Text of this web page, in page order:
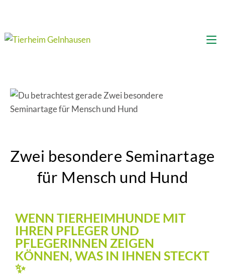
Zwei besondere Seminartage
für Mensch und Hund
WENN TIERHEIMHUNDE MIT
IHREN PFLEGER UND
PFLEGERINNEN ZEIGEN
KÖNNEN, WAS IN IHNEN STECKT
✨